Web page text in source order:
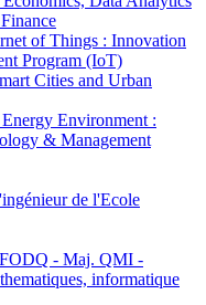
of Things : Innovation
Program (IoT)
Cities and Urban
Environment :
& Management
de l'Ecole
- Maj. QMI -
informatique